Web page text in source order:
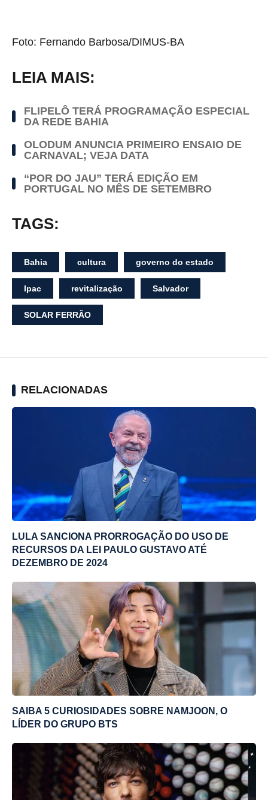
Foto: Fernando Barbosa/DIMUS-BA
LEIA MAIS:
FLIPELÔ TERÁ PROGRAMAÇÃO ESPECIAL
DA REDE BAHIA
OLODUM ANUNCIA PRIMEIRO ENSAIO DE
CARNAVAL; VEJA DATA
“POR DO JAU” TERÁ EDIÇÃO EM
PORTUGAL NO MÊS DE SETEMBRO
TAGS:
Bahia cultura governo do estado
Ipac revitalização Salvador
SOLAR FERRÃO
RELACIONADAS
LULA SANCIONA PRORROGAÇÃO DO USO DE
RECURSOS DA LEI PAULO GUSTAVO ATÉ
DEZEMBRO DE 2024
SAIBA 5 CURIOSIDADES SOBRE NAMJOON, O
LÍDER DO GRUPO BTS